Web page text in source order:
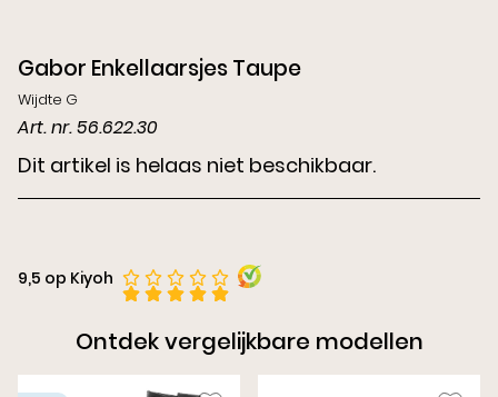
Gabor Enkellaarsjes Taupe
Wijdte G
Art. nr. 56.622.30
Dit artikel is helaas niet beschikbaar.
9,5 op Kiyoh
Ontdek vergelijkbare modellen